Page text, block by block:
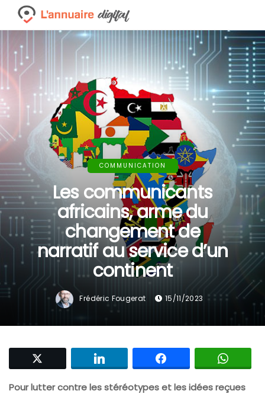
COMMUNICATION
Les communicants
africains, arme du
changement de
narratif au service d’un
continent
Frédéric Fougerat 15/11/2023
Pour lutter contre les stéréotypes et les idées reçues